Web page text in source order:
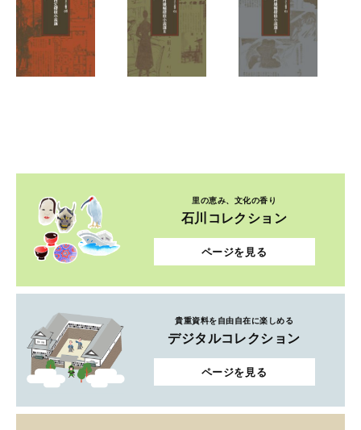
里の恵み、文化の香り
石川コレクション
ページを見る
貴重資料を自由自在に楽しめる
デジタルコレクション
ページを見る